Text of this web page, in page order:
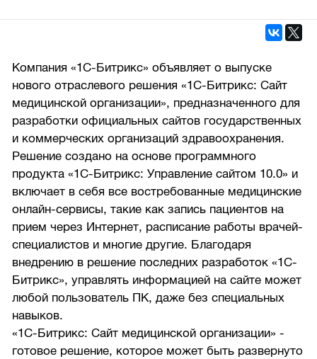
Компания «1С-Битрикс» объявляет о выпуске
нового отраслевого решения «1С-Битрикс: Сайт
медицинской организации», предназначенного для
разработки официальных сайтов государственных
и коммерческих организаций здравоохранения.
Решение создано на основе программного
продукта «1С-Битрикс: Управление сайтом 10.0» и
включает в себя все востребованные медицинские
онлайн-сервисы, такие как запись пациентов на
прием через Интернет, расписание работы врачей-
специалистов и многие другие. Благодаря
внедрению в решение последних разработок «1С-
Битрикс», управлять информацией на сайте может
любой пользователь ПК, даже без специальных
навыков.
«1С-Битрикс: Сайт медицинской организации» -
готовое решение, которое может быть развернуто